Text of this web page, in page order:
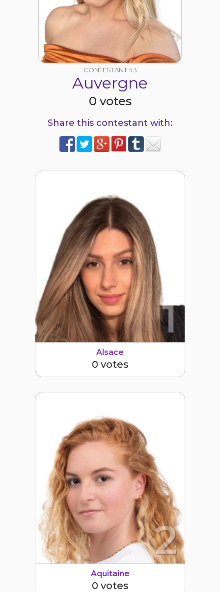
CONTESTANT #3
Auvergne
0 votes
Share this contestant with:
1
Alsace
0 votes
2
Aquitaine
0 votes